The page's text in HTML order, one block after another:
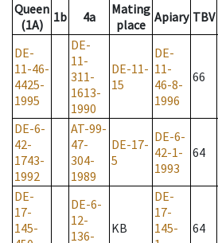
Queen
(1A)
1b 4a
Mating
place Apiary TBV
DE-
11-46-
4425-
1995
DE-
11-
311-
1613-
1990
DE-11-
15
DE-
11-
46-8-
1996
66
DE-6-
42-
1743-
1992
AT-99-
47-
304-
1989
DE-17-
5
DE-6-
42-1-
1993
64
DE-
17-
145-
DE-6-
12-
136-
KB
DE-
17-
145-
64